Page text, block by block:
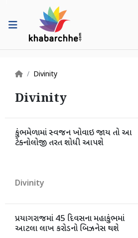
Divinity
Divinity
કુંભમેળામાં સ્વજન ખોવાઇ જાય તો આ
ટેક્નોલોજી તરત શોધી આપશે
Divinity
પ્રયાગરાજમાં 45 દિવસના મહાકુંભમાં
આટલા લાખ કરોડનો બિઝનેસ થશે